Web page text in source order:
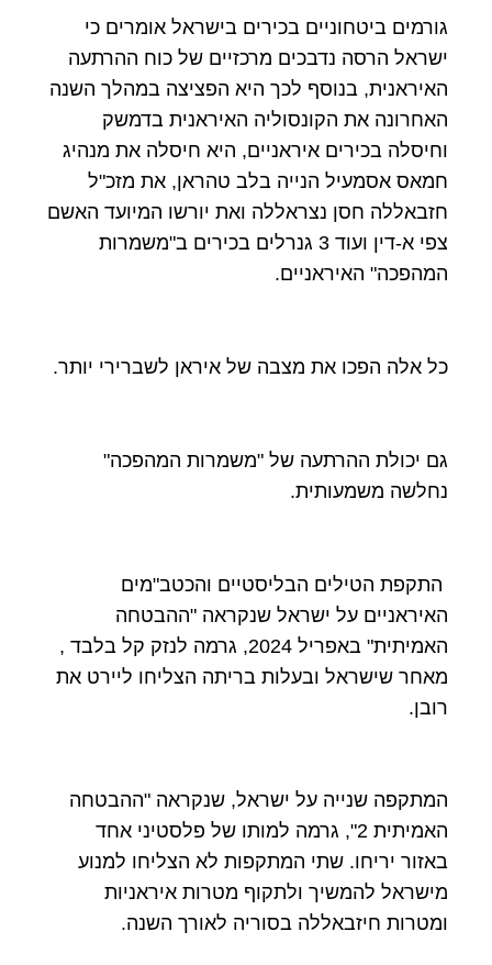
גורמים ביטחוניים בכירים בישראל אומרים כי
ישראל הרסה נדבכים מרכזיים של כוח ההרתעה
האיראנית, בנוסף לכך היא הפציצה במהלך השנה
האחרונה את הקונסוליה האיראנית בדמשק
וחיסלה בכירים איראניים, היא חיסלה את מנהיג
חמאס אסמעיל הנייה בלב טהראן, את מזכ"ל
חזבאללה חסן נצראללה ואת יורשו המיועד האשם
צפי א-דין ועוד 3 גנרלים בכירים ב"משמרות
המהפכה" האיראניים.
כל אלה הפכו את מצבה של איראן לשברירי יותר.
גם יכולת ההרתעה של "משמרות המהפכה"
נחלשה משמעותית.
התקפת הטילים הבליסטיים והכטב"מים
האיראניים על ישראל שנקראה "ההבטחה
האמיתית" באפריל 2024, גרמה לנזק קל בלבד ,
מאחר שישראל ובעלות בריתה הצליחו ליירט את
רובן.
המתקפה שנייה על ישראל, שנקראה "ההבטחה
האמיתית 2", גרמה למותו של פלסטיני אחד
באזור יריחו. שתי המתקפות לא הצליחו למנוע
מישראל להמשיך ולתקוף מטרות איראניות
ומטרות חיזבאללה בסוריה לאורך השנה.